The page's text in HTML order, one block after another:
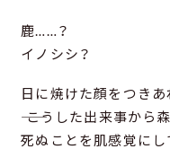
鹿……？
イノシシ？
日に焼けた顔をつき
―― こうした出来事から
死ぬことを肌感覚にし